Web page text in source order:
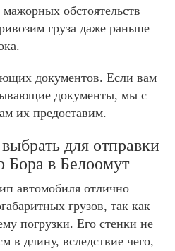
обстоятельств
груза даже раньше
документов. Если вам
документы, мы с
их предоставим.
для отправки
Бора в Белоомут
автомобиля отлично
грузов, так как
погрузки. Его стенки не
в длину, вследствие чего,